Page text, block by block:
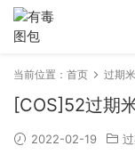
当前位置： 首页 过期
[COS]52过期
2022-02-19